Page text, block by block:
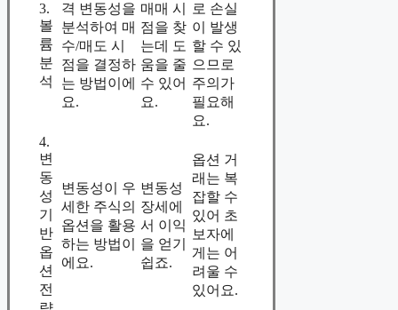
3.
볼
륨
분
석
격 변동성을
분석하여 매
수/매도 시
점을 결정하
는 방법이에
요.
매매 시
점을 찾
는데 도
움을 줄
수 있어
요.
로 손실
이 발생
할 수 있
으므로
주의가
필요해
요.
4.
변
동
성
기
반
옵
션
전
변동성이 우
세한 주식의
옵션을 활용
하는 방법이
에요.
변동성
장세에
서 이익
을 얻기
쉽죠.
옵션 거
래는 복
잡할 수
있어 초
보자에
게는 어
려울 수
있어요.